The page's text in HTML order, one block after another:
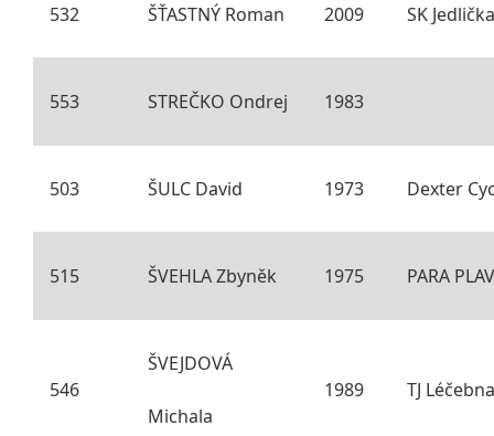
532 ŠŤASTNÝ Roman 2009 SK
553 STREČKO Ondrej 1983
503 ŠULC David 1973 Dexter
515 ŠVEHLA Zbyněk 1975 PARA
546
ŠVEJDOVÁ
Michala
1989 TJ